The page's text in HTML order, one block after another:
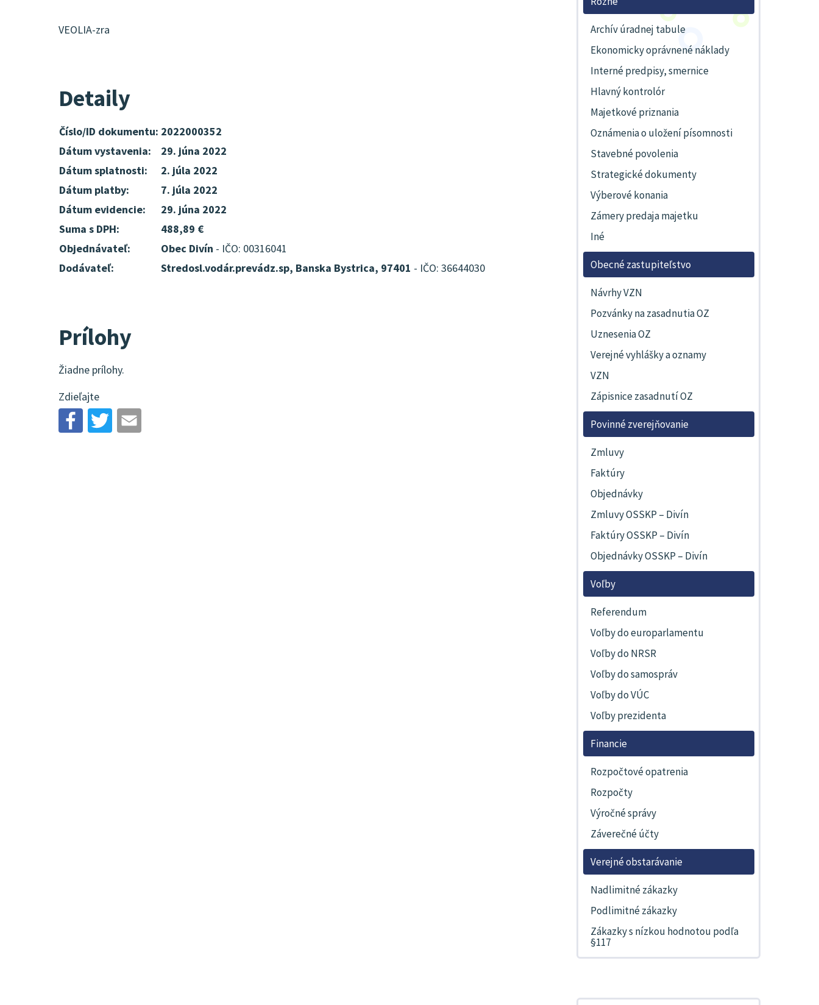
VEOLIA-zra
Detaily
Číslo/ID dokumentu: 2022000352
Dátum vystavenia:
29. júna 2022
Dátum splatnosti:
2. júla 2022
Dátum platby:
7. júla 2022
Dátum evidencie:
29. júna 2022
Suma s DPH:
488,89 €
Objednávateľ:
Obec Divín - IČO: 00316041
Dodávateľ:
Stredosl.vodár.prevádz.sp, Banska Bystrica, 97401 - IČO: 36644030
Prílohy
Žiadne prílohy.
Zdieľajte
Archív úradnej tabule
Ekonomicky oprávnené náklady
Interné predpisy, smernice
Hlavný kontrolór
Majetkové priznania
Oznámenia o uložení písomnosti
Stavebné povolenia
Strategické dokumenty
Výberové konania
Zámery predaja majetku
Iné
Obecné zastupiteľstvo
Návrhy VZN
Pozvánky na zasadnutia OZ
Uznesenia OZ
Verejné vyhlášky a oznamy
VZN
Zápisnice zasadnutí OZ
Povinné zverejňovanie
Zmluvy
Faktúry
Objednávky
Zmluvy OSSKP – Divín
Faktúry OSSKP – Divín
Objednávky OSSKP – Divín
Voľby
Referendum
Voľby do europarlamentu
Voľby do NRSR
Voľby do samospráv
Voľby do VÚC
Voľby prezidenta
Financie
Rozpočtové opatrenia
Rozpočty
Výročné správy
Záverečné účty
Verejné obstarávanie
Nadlimitné zákazky
Podlimitné zákazky
Zákazky s nízkou hodnotou podľa
§117